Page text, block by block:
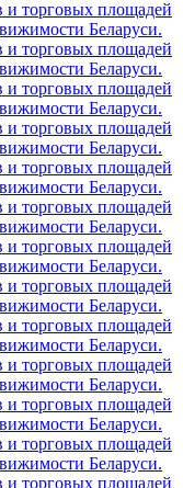
и торговых площадей
Беларуси.
и торговых площадей
Беларуси.
и торговых площадей
Беларуси.
и торговых площадей
Беларуси.
и торговых площадей
Беларуси.
и торговых площадей
Беларуси.
и торговых площадей
Беларуси.
и торговых площадей
Беларуси.
и торговых площадей
Беларуси.
и торговых площадей
Беларуси.
и торговых площадей
Беларуси.
и торговых площадей
Беларуси.
и торговых площадей